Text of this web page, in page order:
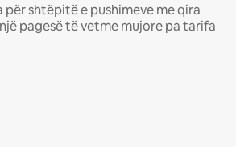
shtëpitë e pushimeve me qira
pagesë të vetme mujore pa tarifa